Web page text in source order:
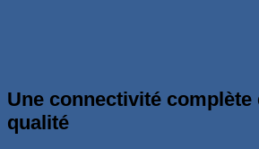
Une connectivité complète
qualité